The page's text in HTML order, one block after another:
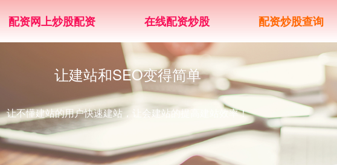
配资网上炒股配资 在线配资炒股 配资炒股查询
让建站和SEO变得简单
让不懂建站的用户快速建站，让会建站的提高建站效率！